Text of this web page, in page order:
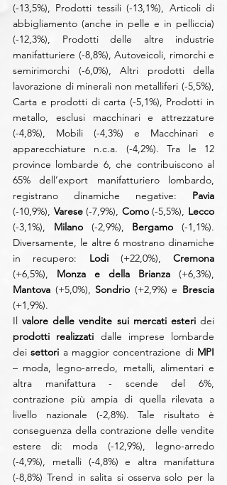
(-13,5%), Prodotti tessili (-13,1%), Articoli di
abbigliamento (anche in pelle e in pelliccia)
(-12,3%), Prodotti delle altre industrie
manifatturiere (-8,8%), Autoveicoli, rimorchi e
semirimorchi (-6,0%), Altri prodotti della
lavorazione di minerali non metalliferi (-5,5%),
Carta e prodotti di carta (-5,1%), Prodotti in
metallo, esclusi macchinari e attrezzature
(-4,8%), Mobili (-4,3%) e Macchinari e
apparecchiature n.c.a. (-4,2%). Tra le 12
province lombarde 6, che contribuiscono al
65% dell’export manifatturiero lombardo,
registrano dinamiche negative:
(-10,9%), Varese (-7,9%), Como (-5,5%), Lecco
(-3,1%), Milano (-2,9%), Bergamo (-1,1%).
Diversamente, le altre 6 mostrano dinamiche
in recupero: Lodi (+22,0%), Cremona
(+6,5%), Monza e della Brianza
Mantova (+5,0%), Sondrio (+2,9%) e Brescia
(+1,9%).
Il valore delle vendite sui mercati esteri
prodotti realizzati dalle imprese lombarde
dei settori a maggior concentrazione di MPI
– moda, legno-arredo, metalli, alimentari e
altra manifattura - scende del 6%,
contrazione più ampia di quella rilevata a
livello nazionale (-2,8%). Tale risultato è
conseguenza della contrazione delle vendite
estere di: moda (-12,9%), legno-arredo
(-4,9%), metalli (-4,8%) e altra manifattura
(-8,8%) Trend in salita si osserva solo per la